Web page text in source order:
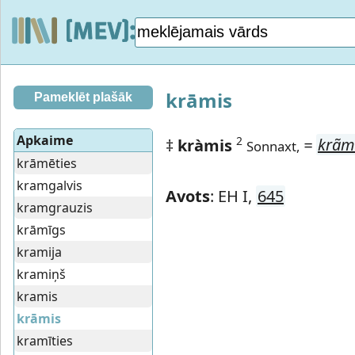
krāmis
‡ kràmis 2 Sonnaxt, =
Avots: EH I, 645
Pameklēt plašāk
Apkaime
krāmēties
kramgalvis
kramgrauzis
krāmīgs
kramija
kramiņš
kramis
krāmis
kramīties